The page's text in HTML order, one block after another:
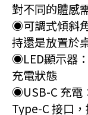
對不同的體感
◉可調式傾斜
持還是放置於
◉LED顯示器
充電狀態
◉USB-C 充電
Type-C 接口